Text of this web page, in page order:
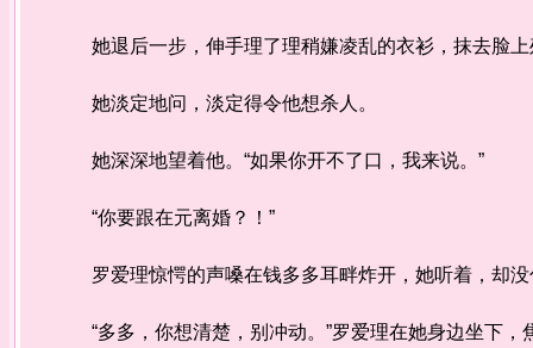
她退后一步，伸手理了理稍嫌凌乱的衣衫，抹去脸上
她淡定地问，淡定得令他想杀人。
她深深地望着他。“如果你开不了口，我来说。”
“你要跟在元离婚？！”
罗爱理惊愕的声嗓在钱多多耳畔炸开，她听着，却没
“多多，你想清楚，别冲动。”罗爱理在她身边坐下，